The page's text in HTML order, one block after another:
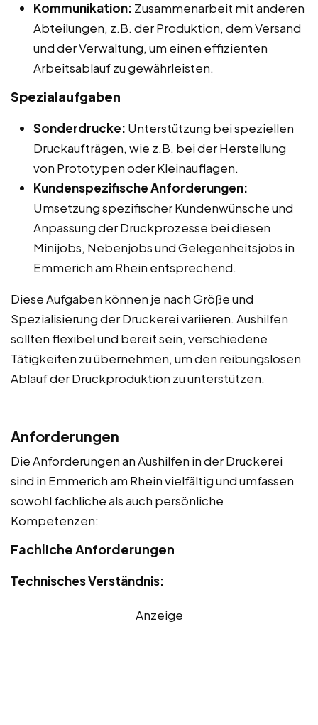
Kommunikation: Zusammenarbeit mit anderen
Abteilungen, z.B. der Produktion, dem Versand
und der Verwaltung, um einen effizienten
Arbeitsablauf zu gewährleisten.
Spezialaufgaben
Sonderdrucke: Unterstützung bei speziellen
Druckaufträgen, wie z.B. bei der Herstellung
von Prototypen oder Kleinauflagen.
Kundenspezifische Anforderungen:
Umsetzung spezifischer Kundenwünsche und
Anpassung der Druckprozesse bei diesen
Minijobs, Nebenjobs und Gelegenheitsjobs in
Emmerich am Rhein entsprechend.
Diese Aufgaben können je nach Größe und
Spezialisierung der Druckerei variieren. Aushilfen
sollten flexibel und bereit sein, verschiedene
Tätigkeiten zu übernehmen, um den reibungslosen
Ablauf der Druckproduktion zu unterstützen.
Anforderungen
Die Anforderungen an Aushilfen in der Druckerei
sind in Emmerich am Rhein vielfältig und umfassen
sowohl fachliche als auch persönliche
Kompetenzen:
Fachliche Anforderungen
Technisches Verständnis:
Anzeige